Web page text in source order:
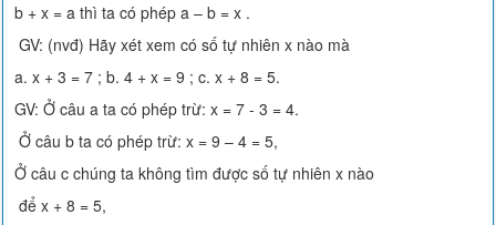
b + x = a thì ta có phép a – b = x .
GV: (nvđ) Hãy xét xem có số tự nhiên x nào mà
a. x + 3 = 7 ; b. 4 + x = 9 ; c. x + 8 = 5.
GV: Ở câu a ta có phép trừ: x = 7 - 3 = 4.
Ở câu b ta có phép trừ: x = 9 – 4 = 5,
Ở câu c chúng ta không tìm được số tự nhiên x nào
để x + 8 = 5,